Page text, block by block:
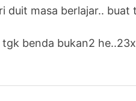
duit masa berlajar..
benda bukan2 he..23x